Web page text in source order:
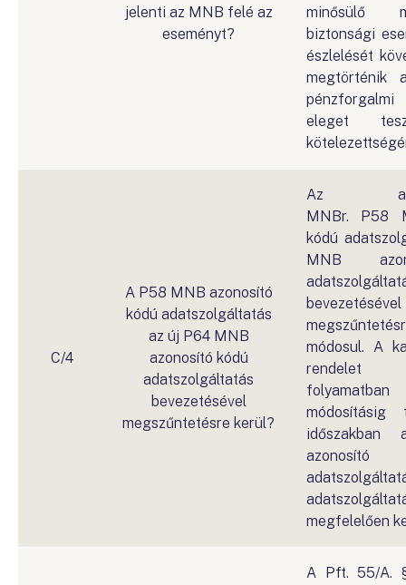
jelenti az MNB felé az
eseményt?
minősülő
biztonsági
észlelését
megtörténik
eleget
C/4
A P58 MNB azonosító
kódú adatszolgáltatás
az új P64 MNB
azonosító kódú
adatszolgáltatás
bevezetésével
megszűntetésre kerül?
Az
MNBr. P58
kódú
MNB
módosul. A
rendelet
módosításig
megfelelően
A Pft. 55/A.